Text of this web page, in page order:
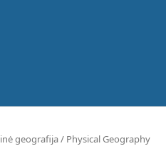
geografija / Physical Geography